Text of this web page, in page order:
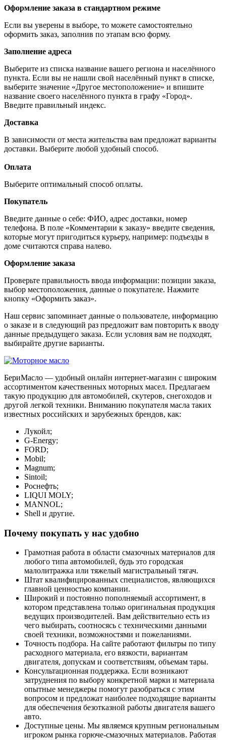
Оформление заказа в стандартном режиме
Если вы уверены в выборе, то можете самостоятельно
оформить заказ, заполнив по этапам всю форму.
Заполнение адреса
Выберите из списка название вашего региона и населённого
пункта. Если вы не нашли свой населённый пункт в списке,
выберите значение «Другое местоположение» и впишите
название своего населённого пункта в графу «Город».
Введите правильный индекс.
Доставка
В зависимости от места жительства вам предложат варианты
доставки. Выберите любой удобный способ.
Оплата
Выберите оптимальный способ оплаты.
Покупатель
Введите данные о себе: ФИО, адрес доставки, номер
телефона. В поле «Комментарии к заказу» введите сведения,
которые могут пригодиться курьеру, например: подъезды в
доме считаются справа налево.
Оформление заказа
Проверьте правильность ввода информации: позиции заказа,
выбор местоположения, данные о покупателе. Нажмите
кнопку «Оформить заказ».
Наш сервис запоминает данные о пользователе, информацию
о заказе и в следующий раз предложит вам повторить к вводу
данные предыдущего заказа. Если условия вам не подходят,
выбирайте другие варианты.
БериМасло — удобный онлайн интернет-магазин с широким
ассортиментом качественных моторных масел. Предлагаем
такую продукцию для автомобилей, скутеров, снегоходов и
другой легкой техники. Вниманию покупателя масла таких
известных российских и зарубежных брендов, как:
Лукойл;
G-Energy;
FORD;
Mobil;
Magnum;
Sintoil;
Роснефть;
LIQUI MOLY;
MANNOL;
Shell и другие.
Почему покупать у нас удобно
Грамотная работа в области смазочных материалов для
любого типа автомобилей, будь это городская
малолитражка или тяжелый магистральный тягач.
Штат квалифицированных специалистов, являющихся
главной ценностью компании.
Широкий и постоянно пополняемый ассортимент, в
котором представлена только оригинальная продукция
ведущих производителей. Вам действительно есть из
чего выбирать, соотносясь с техническими данными
своей техники, возможностями и пожеланиями.
Точность подбора. На сайте работают фильтры по типу
расходного материала, его вязкости, вариантам
двигателя, допускам и соответствиям, объемам тары.
Консультационная поддержка. Если возникают
затруднения по выбору конкретной марки и материала
опытные менеджеры помогут разобраться с этим
вопросом и предложат наиболее подходящие варианты
для обеспечения безотказной работы двигателя вашего
авто.
Доступные цены. Мы являемся крупным региональным
игроком рынка горюче-смазочных материалов. Работая